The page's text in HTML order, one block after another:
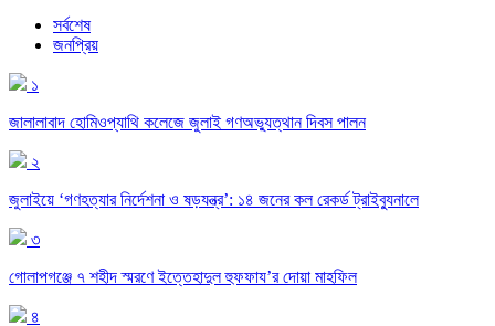
সর্বশেষ
জনপ্রিয়
১
জালালাবাদ হোমিওপ্যাথি কলেজে জুলাই গণঅভ্যুত্থান দিবস পালন
২
জুলাইয়ে ‘গণহত্যার নির্দেশনা ও ষড়যন্ত্র’: ১৪ জনের কল রেকর্ড ট্রাইব্যুনালে
৩
গোলাপগঞ্জে ৭ শহীদ স্মরণে ইত্তেহাদুল হুফফায’র দোয়া মাহফিল
৪